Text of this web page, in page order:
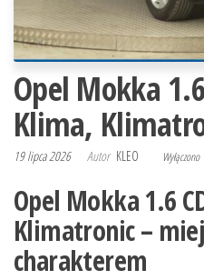
Opel Mokka
Klima,
19 lipca 2026 Autor KLEO Wyłączono
Opel Mokka 1.6
Klimatronic –
charakterem